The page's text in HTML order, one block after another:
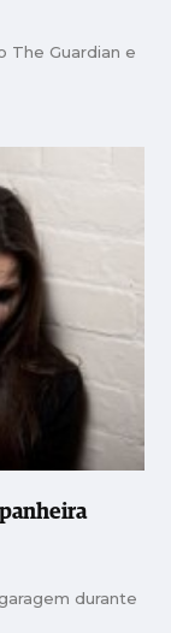
The Guardian e
durante